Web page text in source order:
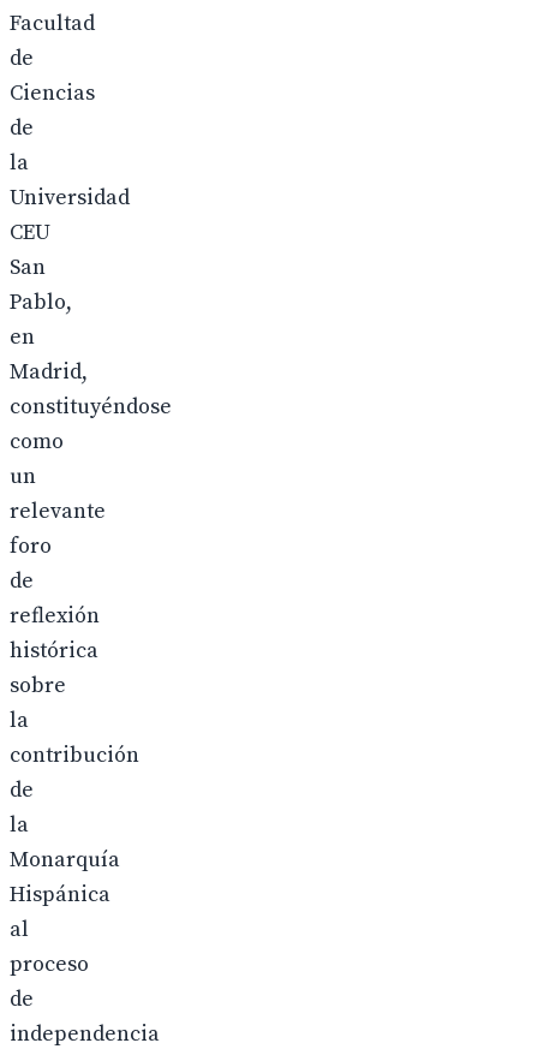
Facultad
de
Ciencias
de
la
Universidad
CEU
San
Pablo,
en
Madrid,
constituyéndose
como
un
relevante
foro
de
reflexión
histórica
sobre
la
contribución
de
la
Monarquía
Hispánica
al
proceso
de
independencia